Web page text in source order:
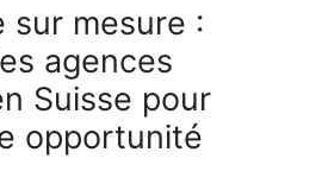
sur mesure :
agences
Suisse pour
opportunité